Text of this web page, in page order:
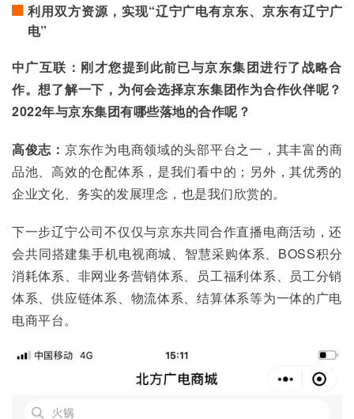
利用双方资源，实现“辽宁广电有京东、京东有辽宁广
电”
中广互联：刚才您提到此前已与京东集团进行了战略合
作。想了解一下，为何会选择京东集团作为合作伙伴呢？
2022年与京东集团有哪些落地的合作呢？
高俊志： 京东作为电商领域的头部平台之一，其丰富的商
品池、高效的仓配体系，是我们看中的；另外，其优秀的
企业文化、务实的发展理念，也是我们欣赏的。
下一步辽宁公司不仅仅与京东共同合作直播电商活动，还
会共同搭建集手机电视商城、智慧采购体系、BOSS积分
消耗体系、非网业务营销体系、员工福利体系、员工分销
体系、供应链体系、物流体系、结算体系等为一体的广电
电商平台。